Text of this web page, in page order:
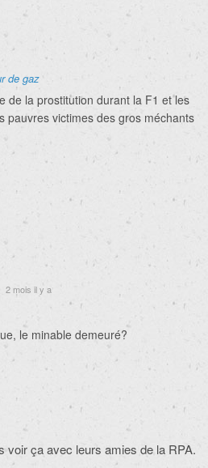
de gaz
de la prostitution durant la F1 et les
pauvres victimes des gros méchants
2 mois il y a
le minable demeuré?
voir ça avec leurs amies de la RPA.